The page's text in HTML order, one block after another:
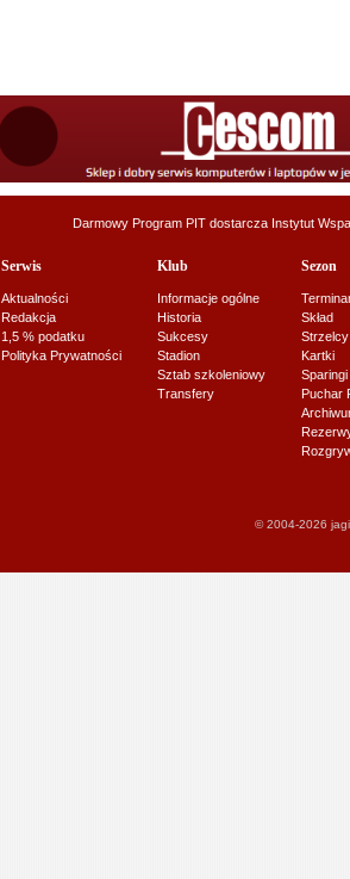
Darmowy Program PIT dostarcza Instytut
Serwis
Aktualności
Redakcja
1,5 % podatku
Polityka Prywatności
Klub
Informacje ogólne
Historia
Sukcesy
Stadion
Sztab szkoleniowy
Transfery
Sezon
Skład
Strzelcy
Kartki
Sparingi
Puchar
© 2004-2026